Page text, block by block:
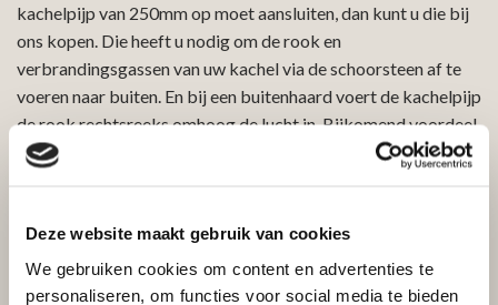
Deze website maakt gebruik van cookies
We gebruiken cookies om content en advertenties te
personaliseren, om functies voor social media te bieden
kachelpijp van 250mm op moet aansluiten, dan kunt u die bij
ons kopen. Die heeft u nodig om de rook en
verbrandingsgassen van uw kachel via de schoorsteen af te
voeren naar buiten. En bij een buitenhaard voert de kachelpijp
de rook rechtsreeks omhoog de lucht in. Bijkomend voordeel
is dat de enkelwandige kachelpijp veel warmte a geeft. Dat
kachelpijp van 250mm moet de afstand tot brandbaar
materiaal minimaal 200mm zijn. Moet uw kachelpijp ergens
door een muur of plafond/vloer? Dan moet u er een